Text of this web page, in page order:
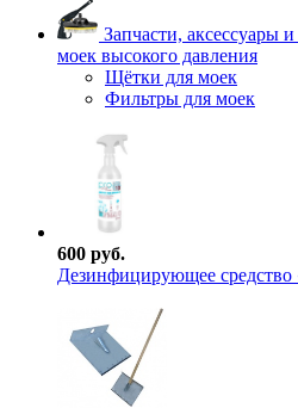
Запчасти, аксессуары
моек высокого давления
Щётки для моек
Фильтры для моек
600 руб.
Дезинфицирующее